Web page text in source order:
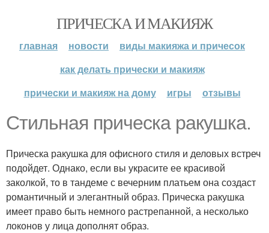
ПРИЧЕСКА И МАКИЯЖ
главная новости
виды макияжа и причесок
как делать прически и макияж
прически и макияж на дому
игры отзывы
Стильная прическа ракушка.
Прическа ракушка для офисного стиля и деловых встреч
подойдет. Однако, если вы украсите ее красивой
заколкой, то в тандеме с вечерним платьем она создаст
романтичный и элегантный образ. Прическа ракушка
имеет право быть немного растрепанной, а несколько
локонов у лица дополнят образ.